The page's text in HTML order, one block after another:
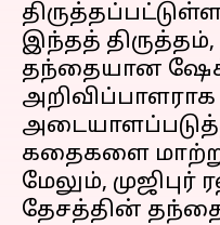
இந்தத்
தந்தையான ஷேக்
அறிவிப்பாளராக
கதைகளை
மேலும்,
தேசத்தின்